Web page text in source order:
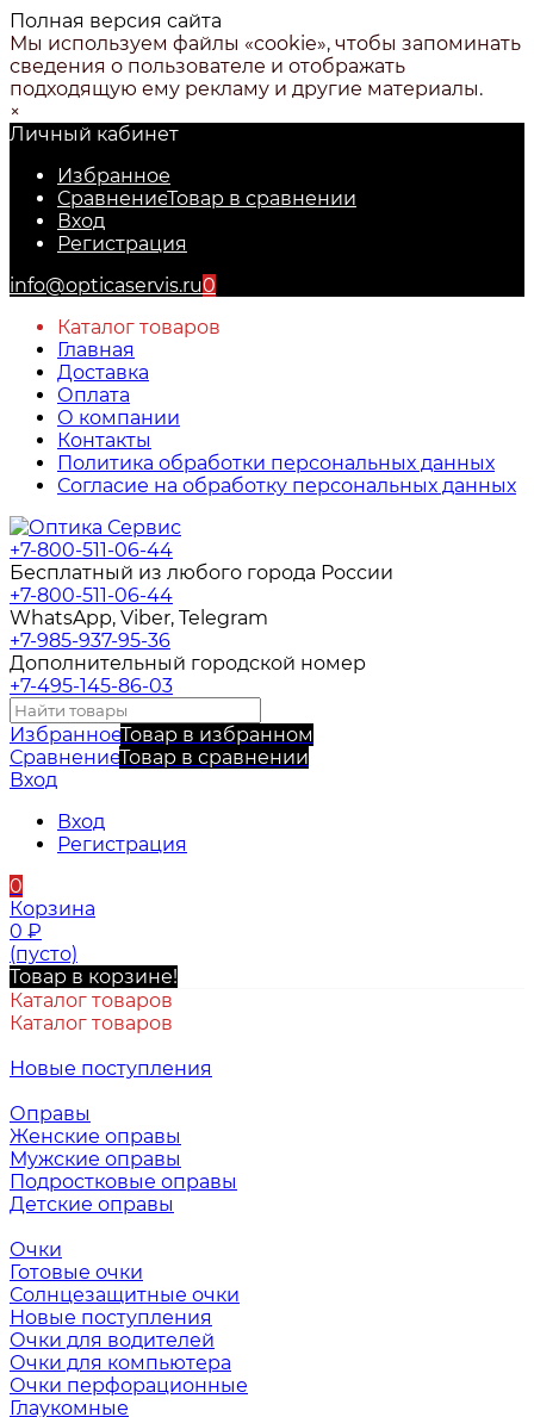
Полная версия сайта
Мы используем файлы «cookie», чтобы запоминать
сведения о пользователе и отображать
подходящую ему рекламу и другие материалы.
×
Личный кабинет
Избранное
СравнениеТовар в сравнении
Вход
Регистрация
info@opticaservis.ru0
Каталог товаров
Главная
Доставка
Оплата
О компании
Контакты
Политика обработки персональных данных
Согласие на обработку персональных данных
+7-800-511-06-44
Бесплатный из любого города России
+7-800-511-06-44
WhatsApp, Viber, Telegram
+7-985-937-95-36
Дополнительный городской номер
+7-495-145-86-03
ИзбранноеТовар в избранном
СравнениеТовар в сравнении
Вход
Вход
Регистрация
0
Корзина
0 ₽
(пусто)
Товар в корзине!
Каталог товаров
Каталог товаров
Новые поступления
Оправы
Женские оправы
Мужские оправы
Подростковые оправы
Детские оправы
Очки
Готовые очки
Солнцезащитные очки
Новые поступления
Очки для водителей
Очки для компьютера
Очки перфорационные
Глаукомные